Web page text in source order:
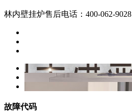
林内壁挂炉售后电话：400-062-9028
故障代码